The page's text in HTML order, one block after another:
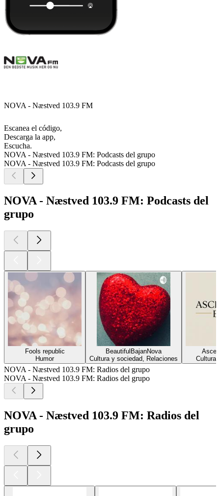
NOVA - Næstved 103.9 FM
Escanea el código,
Descarga la app,
Escucha.
NOVA - Næstved 103.9 FM: Podcasts del grupo
NOVA - Næstved 103.9 FM: Podcasts del grupo
NOVA - Næstved 103.9 FM: Podcasts del
grupo
Fools republic
Humor
BeautifulBajanNova
Cultura y sociedad, Relaciones
Cultura
NOVA - Næstved 103.9 FM: Radios del grupo
NOVA - Næstved 103.9 FM: Radios del grupo
NOVA - Næstved 103.9 FM: Radios del
grupo